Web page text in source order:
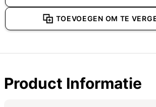
TOEVOEGEN OM TE
Product Informatie